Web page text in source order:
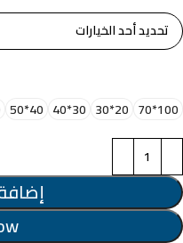
100*70
20*30
30*40
40*50